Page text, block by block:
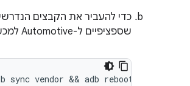
כדי להעביר את הקבצים
שספציפיים ל-Automotive למכשיר:
sync vendor && adb reboot